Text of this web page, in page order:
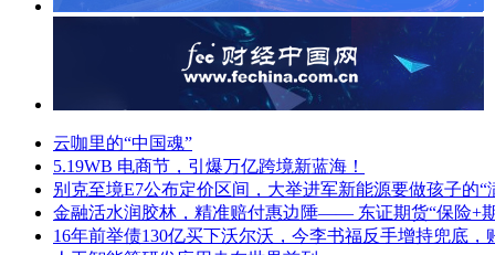
云咖里的“中国魂”
5.19WB 电商节，引爆万亿跨境新蓝海！
别克至境E7公布定价区间，大举进军新能源要做孩子的“
金融活水润胶林，精准赔付惠边陲—— 东证期货“保险+
16年前举债130亿买下沃尔沃，今李书福反手增持兜底，